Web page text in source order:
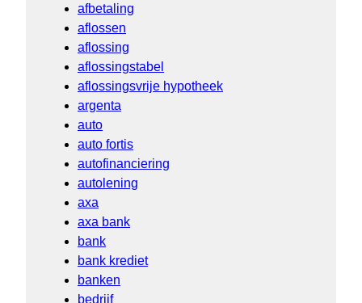
afbetaling
aflossen
aflossing
aflossingstabel
aflossingsvrije hypotheek
argenta
auto
auto fortis
autofinanciering
autolening
axa
axa bank
bank
bank krediet
banken
bedrijf